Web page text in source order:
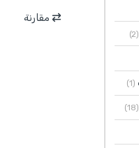
مقارنة
(2)
(1)
(18)